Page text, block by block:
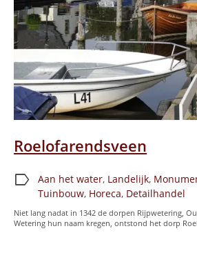
Roelofarendsveen
label Aan het water, Landelijk,
Tuinbouw, Horeca, Detailhandel
Niet lang nadat in 1342 de dorpen Rijpwetering,
Wetering hun naam kregen, ontstond het dorp